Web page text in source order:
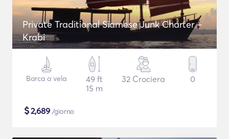
Private Traditional Siamese Junk Charter –
Krabi
Barca a vela
49 ft
15 m
32 Crociera 0
$2,689 /giorno